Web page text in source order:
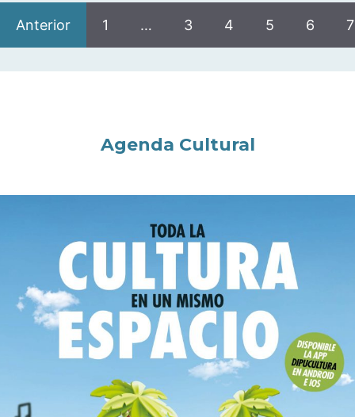
Anterior 1 … 3 4 5 6 7
Agenda Cultural